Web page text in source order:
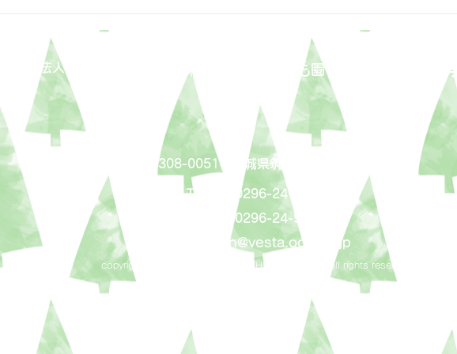
会福祉法人 ​幼保連携型認定こども園 はぐろ保
〒308-0051 茨城県筑西市岡芹2086
ＴＥＬ：0296-24-9131
ＦＡＸ：0296-24-9361
shisen@vesta.ocn.ne.jp
copyright©2021 ShisenFukushikai HaguroHoikuen all rights reserved.